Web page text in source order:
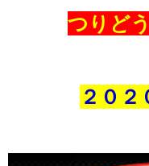
つりど
２０２